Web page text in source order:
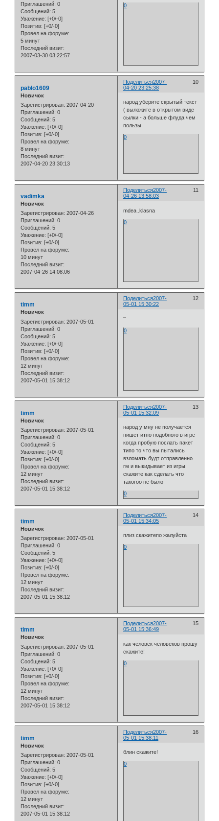
Приглашений: 0
Сообщений: 5
Уважение: [+0/-0]
Позитив: [+0/-0]
Провел на форуме:
5 минут
Последний визит:
2007-03-30 03:22:57
0
Поделиться 10
2007-
04-20 23:25:38
pablo1609
Новичок
Зарегистрирован: 2007-04-20
Приглашений: 0
Сообщений: 5
Уважение: [+0/-0]
Позитив: [+0/-0]
Провел на форуме:
8 минут
Последний визит:
2007-04-20 23:30:13
народ уберите скрытый текст
( выложите в открытом виде
сылки - а больше флуда чем
пользы
0
Поделиться 11
2007-
04-26 13:58:03
vadimka
Новичок
Зарегистрирован: 2007-04-26
Приглашений: 0
Сообщений: 5
Уважение: [+0/-0]
Позитив: [+0/-0]
Провел на форуме:
10 минут
Последний визит:
2007-04-26 14:08:06
mdea..klasna
0
Поделиться 12
2007-
05-01 15:30:22
timm
Новичок
Зарегистрирован: 2007-05-01
Приглашений: 0
Сообщений: 5
Уважение: [+0/-0]
Позитив: [+0/-0]
Провел на форуме:
12 минут
Последний визит:
2007-05-01 15:38:12
'''
0
Поделиться 13
2007-
05-01 15:32:09
timm
Новичок
Зарегистрирован: 2007-05-01
Приглашений: 0
Сообщений: 5
Уважение: [+0/-0]
Позитив: [+0/-0]
Провел на форуме:
12 минут
Последний визит:
2007-05-01 15:38:12
народ у мну не получается
пишет итпо подобного в игре
когда пробую послать пакет
типо то что вы пытались
взломать будт отправленно
гм и выкидывает из игры
скажите как сделать что
такогоо не было
0
Поделиться 14
2007-
05-01 15:34:05
timm
Новичок
Зарегистрирован: 2007-05-01
Приглашений: 0
Сообщений: 5
Уважение: [+0/-0]
Позитив: [+0/-0]
Провел на форуме:
12 минут
Последний визит:
2007-05-01 15:38:12
плиз скажитепо жалуйста
0
Поделиться 15
2007-
05-01 15:36:49
timm
Новичок
Зарегистрирован: 2007-05-01
Приглашений: 0
Сообщений: 5
Уважение: [+0/-0]
Позитив: [+0/-0]
Провел на форуме:
12 минут
Последний визит:
2007-05-01 15:38:12
как человек человеков прошу
скажите!
0
Поделиться 16
2007-
05-01 15:38:11
timm
Новичок
Зарегистрирован: 2007-05-01
Приглашений: 0
Сообщений: 5
Уважение: [+0/-0]
Позитив: [+0/-0]
Провел на форуме:
12 минут
Последний визит:
2007-05-01 15:38:12
блин скажите!
0